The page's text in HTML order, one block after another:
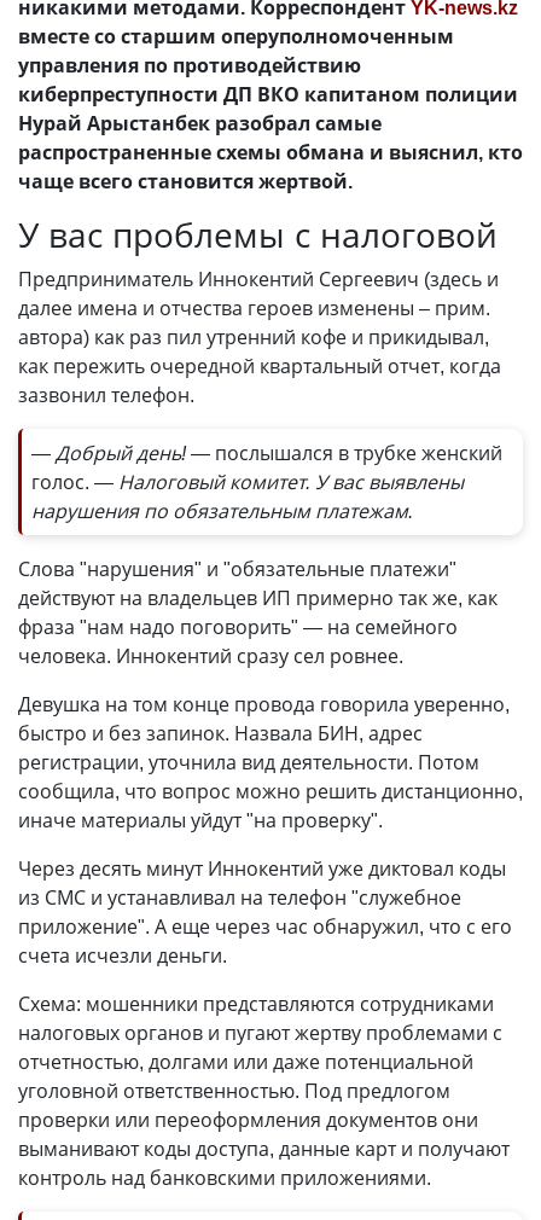
никакими методами. КорреспондентYK-news.kz
вместе со старшим оперуполномоченным
управления по противодействию
киберпреступности ДП ВКО капитаном полиции
Нурай Арыстанбек разобрал самые
распространенные схемы обмана и выяснил, кто
чаще всего становится жертвой.
У вас проблемы с налоговой
Предприниматель Иннокентий Сергеевич (здесь и
далее имена и отчества героев изменены – прим.
автора) как раз пил утренний кофе и прикидывал,
как пережить очередной квартальный отчет, когда
зазвонил телефон.
— Добрый день!— послышался в трубке женский
голос. — Налоговый комитет. У вас выявлены
нарушения по обязательным платежам.
Слова "нарушения" и "обязательные платежи"
действуют на владельцев ИП примерно так же, как
фраза "нам надо поговорить" — на семейного
человека. Иннокентий сразу сел ровнее.
Девушка на том конце провода говорила уверенно,
быстро и без запинок. Назвала БИН, адрес
регистрации, уточнила вид деятельности. Потом
сообщила, что вопрос можно решить дистанционно,
иначе материалы уйдут "на проверку".
Через десять минут Иннокентий уже диктовал коды
из СМС и устанавливал на телефон "служебное
приложение". А еще через час обнаружил, что с его
счета исчезли деньги.
Схема: мошенники представляются сотрудниками
налоговых органов и пугают жертву проблемами с
отчетностью, долгами или даже потенциальной
уголовной ответственностью. Под предлогом
проверки или пере­оформления документов они
выманивают коды доступа, данные карт и получают
контроль над банковскими приложениями.